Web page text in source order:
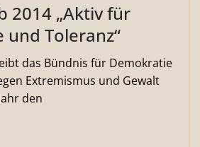
2014 „Aktiv für
Toleranz“
das Bündnis für Demokratie
Extremismus und Gewalt
den